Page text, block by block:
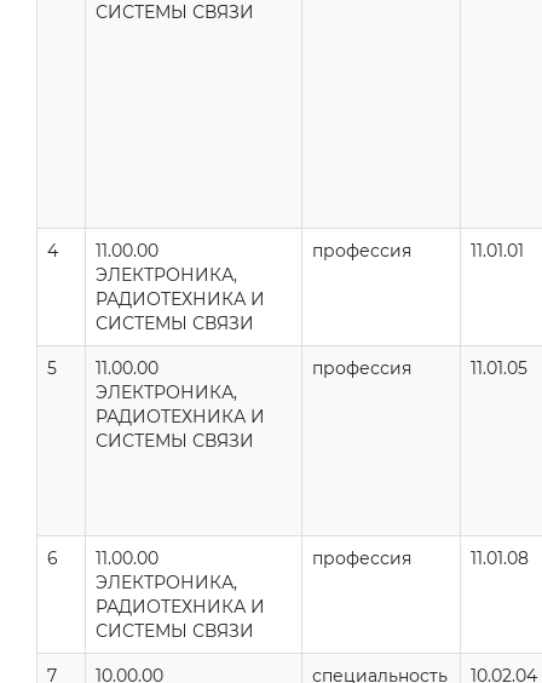
СИСТЕМЫ СВЯЗИ
4
11.00.00
ЭЛЕКТРОНИКА,
РАДИОТЕХНИКА И
СИСТЕМЫ СВЯЗИ
профессия 11.01.01
5
11.00.00
ЭЛЕКТРОНИКА,
РАДИОТЕХНИКА И
СИСТЕМЫ СВЯЗИ
профессия 11.01.05
6
11.00.00
ЭЛЕКТРОНИКА,
РАДИОТЕХНИКА И
СИСТЕМЫ СВЯЗИ
профессия 11.01.08
7
10.00.00
специальность 10.02.04